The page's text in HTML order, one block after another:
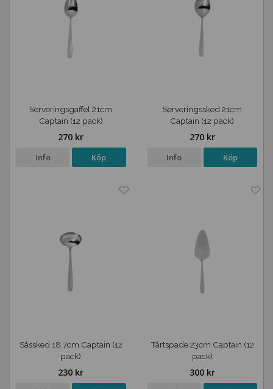
Serveringsgaffel 21cm
Captain (12 pack)
270 kr
Info Köp
Serveringssked 21cm
Captain (12 pack)
270 kr
Info Köp
Såssked 18,7cm Captain (12
pack)
230 kr
Tårtspade 23cm Captain (12
pack)
300 kr